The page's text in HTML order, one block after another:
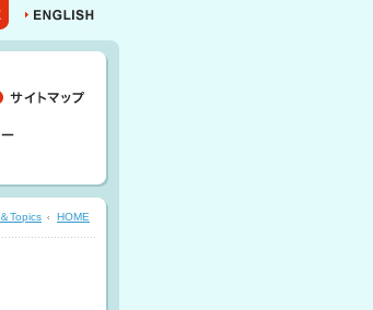
HOME
Topics